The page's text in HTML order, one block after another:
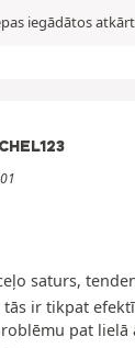
iegādātos
saturs,
ir tikpat
pat